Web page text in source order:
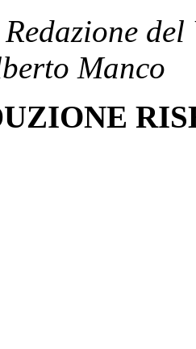
del
Manco